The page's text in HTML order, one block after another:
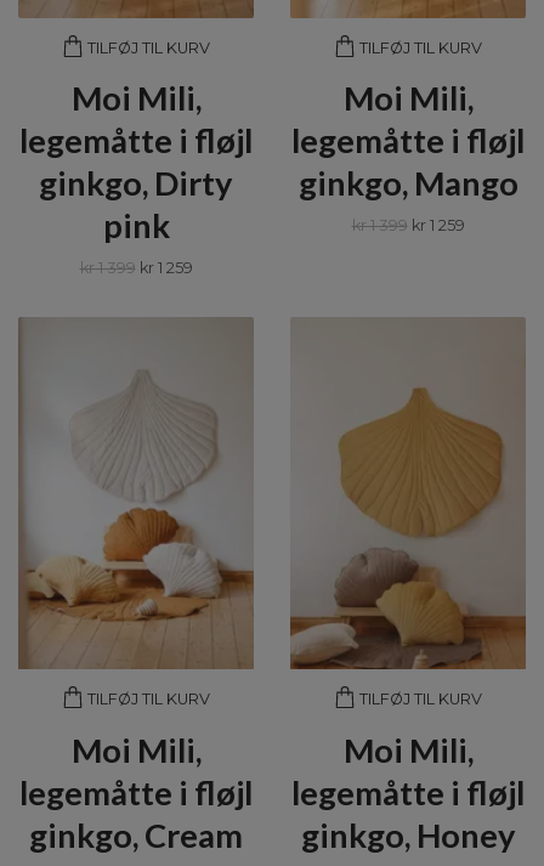
TILFØJ TIL KURV
Moi Mili,
legemåtte i fløjl
ginkgo, Dirty
pink
kr 1 399 kr 1 259
TILFØJ TIL KURV
Moi Mili,
legemåtte i fløjl
ginkgo, Mango
kr 1 399 kr 1 259
TILFØJ TIL KURV
Moi Mili,
legemåtte i fløjl
ginkgo, Cream
TILFØJ TIL KURV
Moi Mili,
legemåtte i fløjl
ginkgo, Honey